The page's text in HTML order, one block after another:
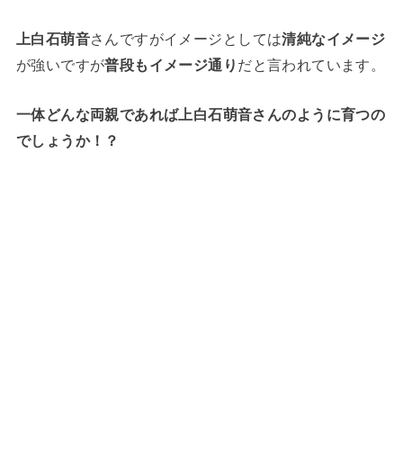
上白石萌音さんですがイメージとしては清純なイメージ
が強いですが普段もイメージ通り だと言われています。
一体どんな両親であれば上白石萌音さんのように育つの
でしょうか！？